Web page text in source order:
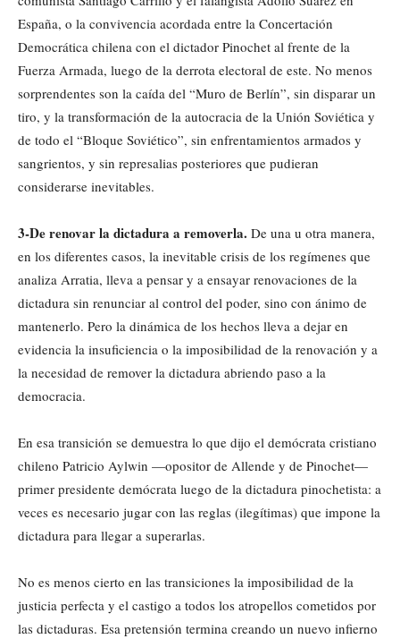
España, o la convivencia acordada entre la Concertación
Democrática chilena con el dictador Pinochet al frente de la
Fuerza Armada, luego de la derrota electoral de este. No menos
sorprendentes son la caída del “Muro de Berlín”, sin disparar un
tiro, y la transformación de la autocracia de la Unión Soviética y
de todo el “Bloque Soviético”, sin enfrentamientos armados y
sangrientos, y sin represalias posteriores que pudieran
considerarse inevitables.
3-De renovar la dictadura a removerla. De una u otra manera,
en los diferentes casos, la inevitable crisis de los regímenes que
analiza Arratia, lleva a pensar y a ensayar renovaciones de la
dictadura sin renunciar al control del poder, sino con ánimo de
mantenerlo. Pero la dinámica de los hechos lleva a dejar en
evidencia la insuficiencia o la imposibilidad de la renovación y a
la necesidad de remover la dictadura abriendo paso a la
democracia.
En esa transición se demuestra lo que dijo el demócrata cristiano
chileno Patricio Aylwin —opositor de Allende y de Pinochet—
primer presidente demócrata luego de la dictadura pinochetista: a
veces es necesario jugar con las reglas (ilegítimas) que impone la
dictadura para llegar a superarlas.
No es menos cierto en las transiciones la imposibilidad de la
justicia perfecta y el castigo a todos los atropellos cometidos por
las dictaduras. Esa pretensión termina creando un nuevo infierno